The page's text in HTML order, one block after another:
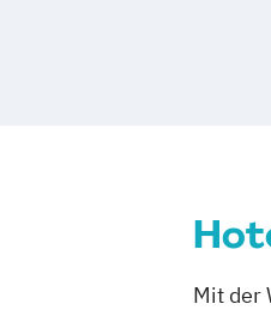
Mit der